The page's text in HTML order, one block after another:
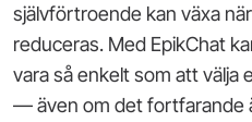
självförtroende kan växa
reduceras. Med EpikChat
vara så enkelt som att välja
— även om det fortfarande